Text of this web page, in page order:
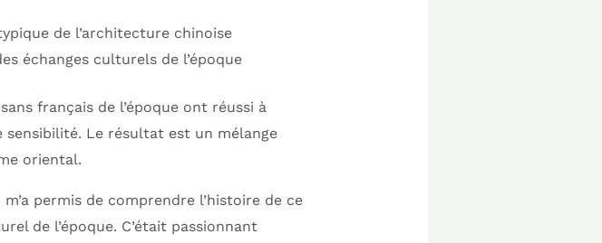
de l’architecture chinoise
échanges culturels de l’époque
français de l’époque ont réussi à
Le résultat est un mélange
oriental.
permis de comprendre l’histoire de ce
de l’époque. C’était passionnant